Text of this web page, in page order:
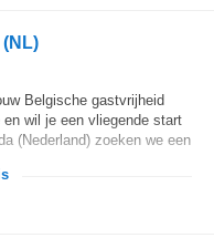
Belgische gastvrijheid
wil je een vliegende start
(Nederland) zoeken we een